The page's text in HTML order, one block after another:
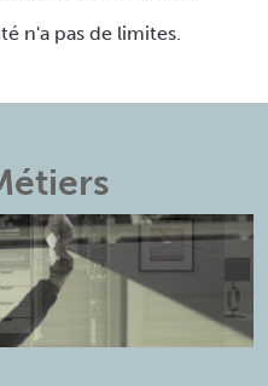
n'a pas de limites.